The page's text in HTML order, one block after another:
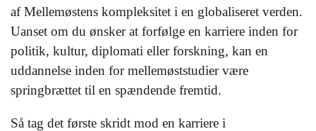
af Mellemøstens kompleksitet i en globaliseret verden.
Uanset om du ønsker at forfølge en karriere inden for
politik, kultur, diplomati eller forskning, kan en
uddannelse inden for mellemøststudier være
springbrættet til en spændende fremtid.
Så tag det første skridt mod en karriere i